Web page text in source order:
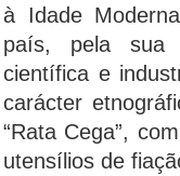
à Idade
país, pela sua
científica e
carácter
“Rata Cega”,
utensílios de